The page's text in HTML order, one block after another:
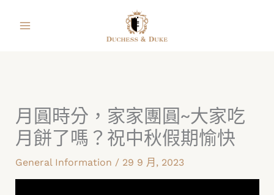
月圓時分，家家團圓~大家吃
月餅了嗎？​祝中秋假期愉快
General Information / 29 9 月, 2023
instagram
line